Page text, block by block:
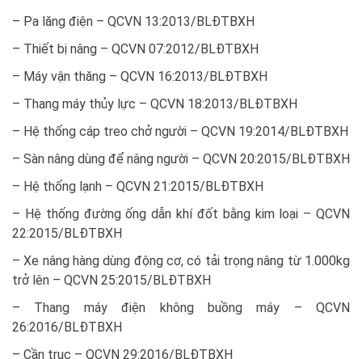
– Pa lăng điện – QCVN 13:2013/BLĐTBXH
– Thiết bị nâng – QCVN 07:2012/BLĐTBXH
– Máy vận thăng – QCVN 16:2013/BLĐTBXH
– Thang máy thủy lực – QCVN 18:2013/BLĐTBXH
– Hệ thống cáp treo chở người – QCVN 19:2014/BLĐTBXH
– Sàn nâng dùng để nâng người – QCVN 20:2015/BLĐTBXH
– Hệ thống lạnh – QCVN 21:2015/BLĐTBXH
– Hệ thống đường ống dẫn khí đốt bằng kim loại – QCVN
22:2015/BLĐTBXH
– Xe nâng hàng dùng động cơ, có tải trọng nâng từ 1.000kg
trở lên – QCVN 25:2015/BLĐTBXH
– Thang máy điện không buồng máy – QCVN
26:2016/BLĐTBXH
– Cần trục – QCVN 29:2016/BLĐTBXH